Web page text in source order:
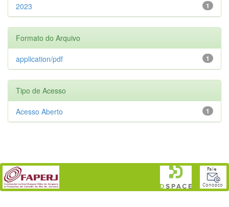
1
2023
Formato do Arquivo
1
application/pdf
Tipo de Acesso
1
Acesso Aberto